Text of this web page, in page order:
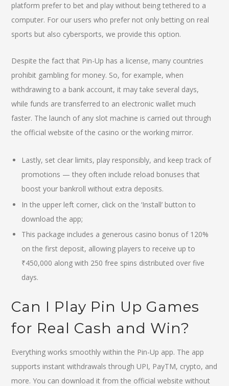
platform prefer to bet and play without being tethered to a
computer. For our users who prefer not only betting on real
sports but also cybersports, we provide this option.
Despite the fact that Pin-Up has a license, many countries
prohibit gambling for money. So, for example, when
withdrawing to a bank account, it may take several days,
while funds are transferred to an electronic wallet much
faster. The launch of any slot machine is carried out through
the official website of the casino or the working mirror.
Lastly, set clear limits, play responsibly, and keep track of
promotions — they often include reload bonuses that
boost your bankroll without extra deposits.
In the upper left corner, click on the ‘Install’ button to
download the app;
This package includes a generous casino bonus of 120%
on the first deposit, allowing players to receive up to
₹450,000 along with 250 free spins distributed over five
days.
Can I Play Pin Up Games
for Real Cash and Win?
Everything works smoothly within the Pin-Up app. The app
supports instant withdrawals through UPI, PayTM, crypto, and
more. You can download it from the official website without